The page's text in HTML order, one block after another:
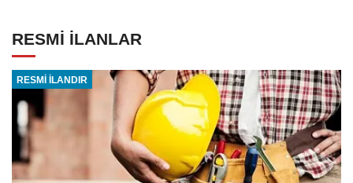
RESMİ İLANLAR
RESMİ İLANDIR